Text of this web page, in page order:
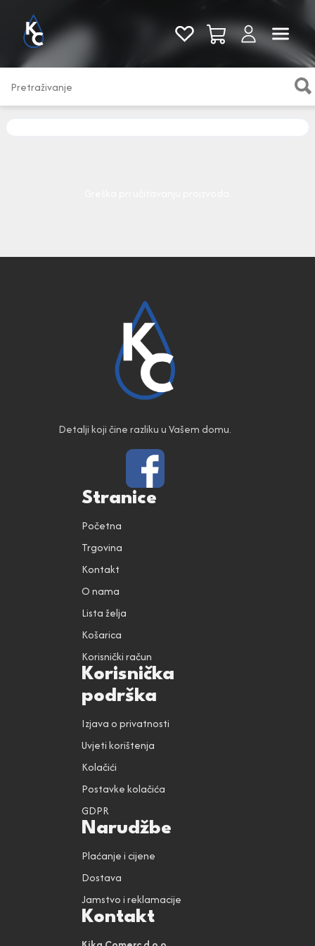
Pogledaj sve
Detalji koji čine razliku u Vašem domu.
Stranice
Početna
Trgovina
Kontakt
O nama
Lista želja
Košarica
Korisnički račun
Korisnička
podrška
Izjava o privatnosti
Uvjeti korištenja
Kolačići
Postavke kolačića
GDPR
Narudžbe
Plaćanje i cijene
Dostava
Jamstvo i reklamacije
Kontakt